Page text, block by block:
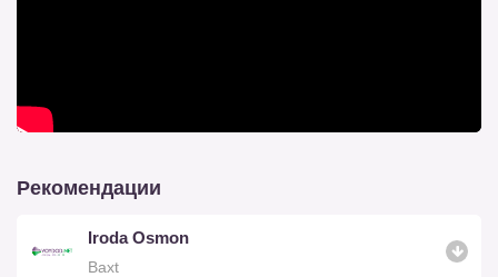
Рекомендации
Iroda Osmon
Baxt